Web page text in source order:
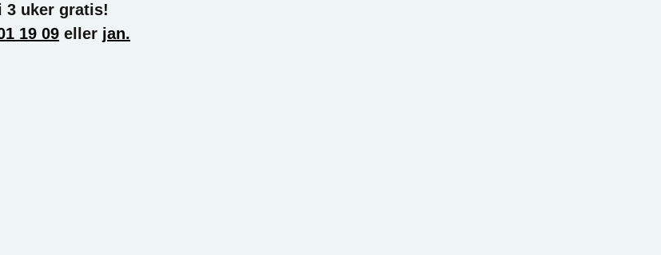
3 uker gratis!
19 09 eller jan.